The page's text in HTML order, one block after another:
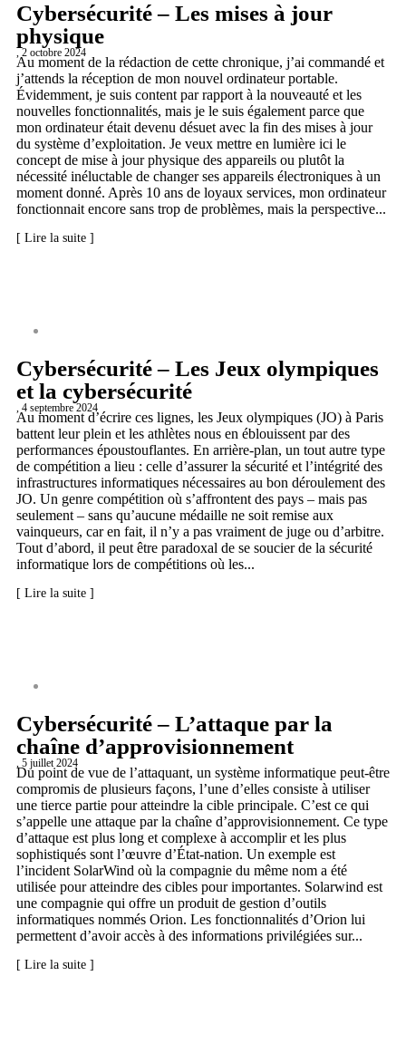
Cybersécurité – Les mises à jour
physique
, 2 octobre 2024
Au moment de la rédaction de cette chronique, j’ai commandé et
j’attends la réception de mon nouvel ordinateur portable.
Évidemment, je suis content par rapport à la nouveauté et les
nouvelles fonctionnalités, mais je le suis également parce que
mon ordinateur était devenu désuet avec la fin des mises à jour
du système d’exploitation. Je veux mettre en lumière ici le
concept de mise à jour physique des appareils ou plutôt la
nécessité inéluctable de changer ses appareils électroniques à un
moment donné. Après 10 ans de loyaux services, mon ordinateur
fonctionnait encore sans trop de problèmes, mais la perspective...
[ Lire la suite ]
Cybersécurité – Les Jeux olympiques
et la cybersécurité
, 4 septembre 2024
Au moment d’écrire ces lignes, les Jeux olympiques (JO) à Paris
battent leur plein et les athlètes nous en éblouissent par des
performances époustouflantes. En arrière-plan, un tout autre type
de compétition a lieu : celle d’assurer la sécurité et l’intégrité des
infrastructures informatiques nécessaires au bon déroulement des
JO. Un genre compétition où s’affrontent des pays – mais pas
seulement – sans qu’aucune médaille ne soit remise aux
vainqueurs, car en fait, il n’y a pas vraiment de juge ou d’arbitre.
Tout d’abord, il peut être paradoxal de se soucier de la sécurité
informatique lors de compétitions où les...
[ Lire la suite ]
Cybersécurité – L’attaque par la
chaîne d’approvisionnement
, 5 juillet 2024
Du point de vue de l’attaquant, un système informatique peut-être
compromis de plusieurs façons, l’une d’elles consiste à utiliser
une tierce partie pour atteindre la cible principale. C’est ce qui
s’appelle une attaque par la chaîne d’approvisionnement. Ce type
d’attaque est plus long et complexe à accomplir et les plus
sophistiqués sont l’œuvre d’État-nation. Un exemple est
l’incident SolarWind où la compagnie du même nom a été
utilisée pour atteindre des cibles pour importantes. Solarwind est
une compagnie qui offre un produit de gestion d’outils
informatiques nommés Orion. Les fonctionnalités d’Orion lui
permettent d’avoir accès à des informations privilégiées sur...
[ Lire la suite ]